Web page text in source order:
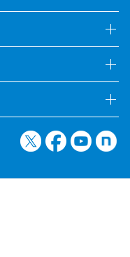
X（旧Twitter）
Facebook